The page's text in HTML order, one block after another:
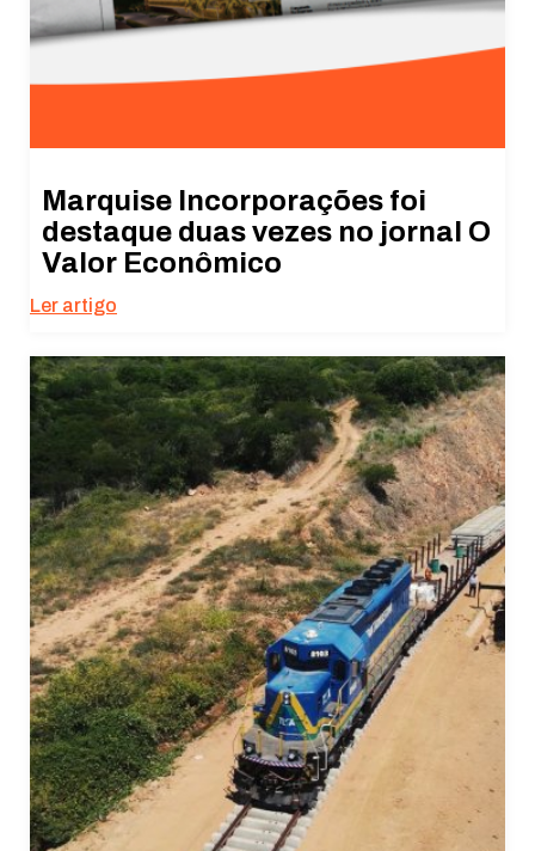
Marquise Incorporações foi
destaque duas vezes no jornal O
Valor Econômico
Ler artigo